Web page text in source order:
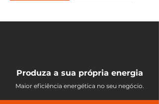
Produza a sua própria energia
Maior eficiência energética no seu negócio.